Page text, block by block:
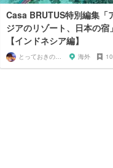
Casa BRUTUS特別編集「
ジアのリゾート、日本の宿」
【インドネシア編】
とっておきの宿探し 海外 10